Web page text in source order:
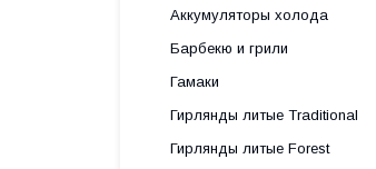
Аккумуляторы холода
Барбекю и грили
Гамаки
Гирлянды литые Traditional
Гирлянды литые Forest